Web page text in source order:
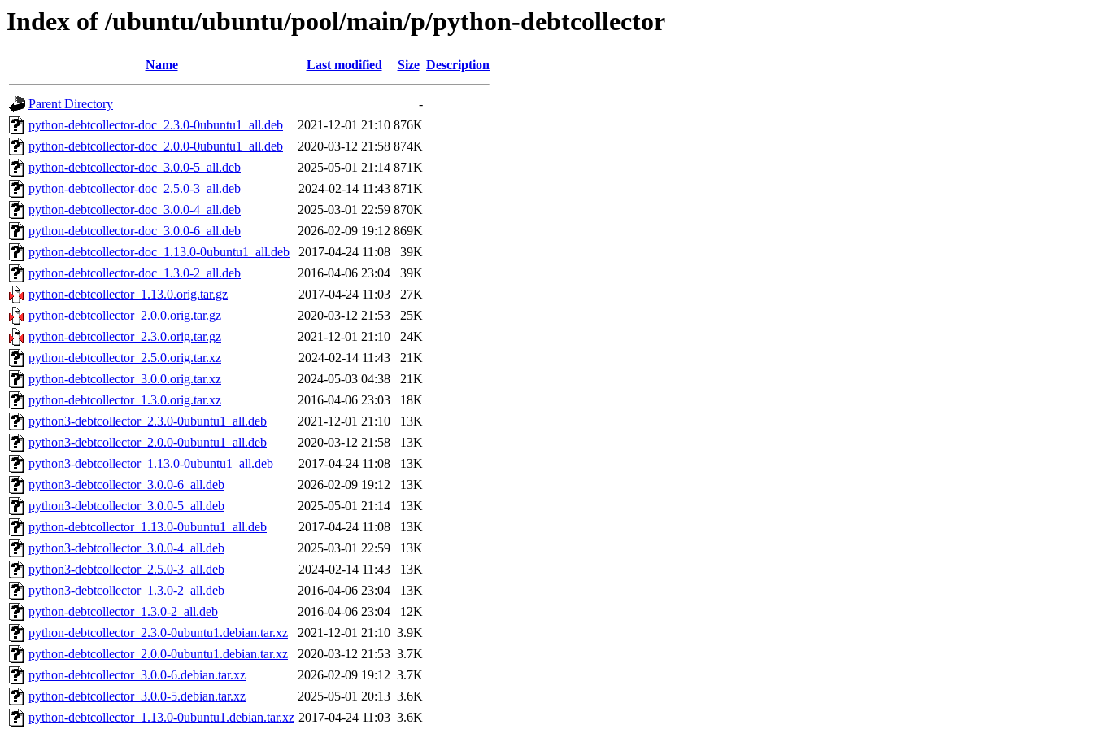
Index of /ubuntu/ubuntu/pool/main/p/python-debtcollector
Name Last modified Size Description
Parent Directory
-
python-debtcollector-doc_2.3.0-0ubuntu1_all.deb
2021-12-01 21:10 876K
python-debtcollector-doc_2.0.0-0ubuntu1_all.deb
2020-03-12 21:58 874K
python-debtcollector-doc_3.0.0-5_all.deb
2025-05-01 21:14 871K
python-debtcollector-doc_2.5.0-3_all.deb
2024-02-14 11:43 871K
python-debtcollector-doc_3.0.0-4_all.deb
2025-03-01 22:59 870K
python-debtcollector-doc_3.0.0-6_all.deb
2026-02-09 19:12 869K
python-debtcollector-doc_1.13.0-0ubuntu1_all.deb
2017-04-24 11:08
39K
python-debtcollector-doc_1.3.0-2_all.deb
2016-04-06 23:04
39K
python-debtcollector_1.13.0.orig.tar.gz
2017-04-24 11:03
27K
python-debtcollector_2.0.0.orig.tar.gz
2020-03-12 21:53
25K
python-debtcollector_2.3.0.orig.tar.gz
2021-12-01 21:10
24K
python-debtcollector_2.5.0.orig.tar.xz
2024-02-14 11:43
21K
python-debtcollector_3.0.0.orig.tar.xz
2024-05-03 04:38
21K
python-debtcollector_1.3.0.orig.tar.xz
2016-04-06 23:03
18K
python3-debtcollector_2.3.0-0ubuntu1_all.deb
2021-12-01 21:10
13K
python3-debtcollector_2.0.0-0ubuntu1_all.deb
2020-03-12 21:58
13K
python3-debtcollector_1.13.0-0ubuntu1_all.deb
2017-04-24 11:08
13K
python3-debtcollector_3.0.0-6_all.deb
2026-02-09 19:12
13K
python3-debtcollector_3.0.0-5_all.deb
2025-05-01 21:14
13K
python-debtcollector_1.13.0-0ubuntu1_all.deb
2017-04-24 11:08
13K
python3-debtcollector_3.0.0-4_all.deb
2025-03-01 22:59
13K
python3-debtcollector_2.5.0-3_all.deb
2024-02-14 11:43
13K
python3-debtcollector_1.3.0-2_all.deb
2016-04-06 23:04
13K
python-debtcollector_1.3.0-2_all.deb
2016-04-06 23:04
12K
python-debtcollector_2.3.0-0ubuntu1.debian.tar.xz
2021-12-01 21:10 3.9K
python-debtcollector_2.0.0-0ubuntu1.debian.tar.xz
2020-03-12 21:53 3.7K
python-debtcollector_3.0.0-6.debian.tar.xz
2026-02-09 19:12 3.7K
python-debtcollector_3.0.0-5.debian.tar.xz
2025-05-01 20:13 3.6K
python-debtcollector_1.13.0-0ubuntu1.debian.tar.xz 2017-04-24 11:03 3.6K